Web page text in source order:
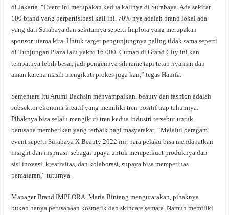
di Jakarta. “Event ini merupakan kedua kalinya di Surabaya. Ada sekitar
100 brand yang berpartisipasi kali ini, 70% nya adalah brand lokal ada
yang dari Surabaya dan sekitarnya seperti Implora yang merupakan
sponsor utama kita. Untuk target pengunjungnya paling tidak sama seperti
di Tunjungan Plaza lalu yakni 16.000. Cuman di Grand City ini kan
tempatnya lebih besar, jadi pengennya sih rame tapi tetap nyaman dan
aman karena masih mengikuti prokes juga kan,” tegas Hanifa.
Sementara itu Arumi Bachsin menyampaikan, beauty dan fashion adalah
subsektor ekonomi kreatif yang memiliki tren positif tiap tahunnya.
Pihaknya bisa selalu mengikuti tren kedua industri tersebut untuk
berusaha memberikan yang terbaik bagi masyarakat. “Melalui beragam
event seperti Surabaya X Beauty 2022 ini, para pelaku bisa mendapatkan
insight dan inspirasi, sebagai upaya untuk memperkuat produknya dari
sisi inovasi, kreativitas, dan kolaborasi, supaya bisa memperluas
pemasaran,” tuturnya.
Manager Brand IMPLORA, Maria Bintang mengutarakan, pihaknya
bukan hanya perusahaan kosmetik dan skincare semata. Namun memiliki